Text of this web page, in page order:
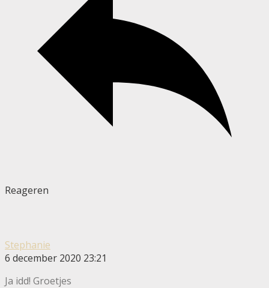
Reageren
Stephanie
6 december 2020 23:21
Ja idd! Groetjes